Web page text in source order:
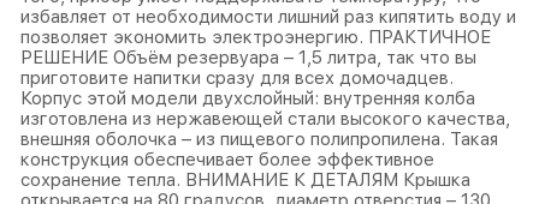
избавляет от необходимости лишний раз кипятить воду и
позволяет экономить электроэнергию. ПРАКТИЧНОЕ
РЕШЕНИЕ Объём резервуара – 1,5 литра, так что вы
приготовите напитки сразу для всех домочадцев.
Корпус этой модели двухслойный: внутренняя колба
изготовлена из нержавеющей стали высокого качества,
внешняя оболочка – из пищевого полипропилена. Такая
конструкция обеспечивает более эффективное
сохранение тепла. ВНИМАНИЕ К ДЕТАЛЯМ Крышка